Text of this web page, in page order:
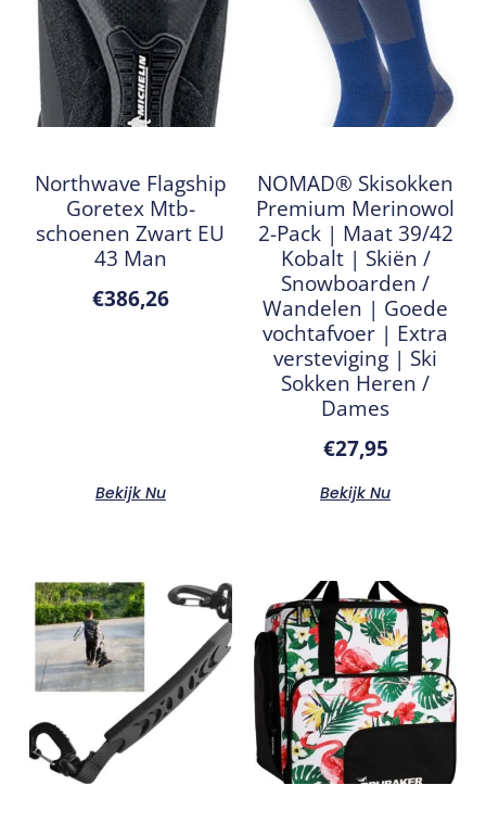
Northwave Flagship
Goretex Mtb-
schoenen Zwart EU
43 Man
€386,26
Bekijk Nu
NOMAD® Skisokken
Premium Merinowol
2-Pack | Maat 39/42
Kobalt | Skiën /
Snowboarden /
Wandelen | Goede
vochtafvoer | Extra
versteviging | Ski
Sokken Heren /
Dames
€27,95
Bekijk Nu